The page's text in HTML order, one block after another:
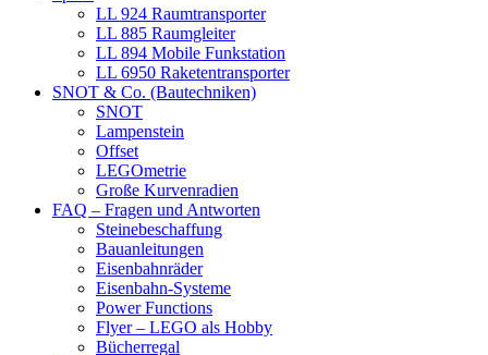
LL 924 Raumtransporter
LL 885 Raumgleiter
LL 894 Mobile Funkstation
LL 6950 Raketentransporter
SNOT & Co. (Bautechniken)
SNOT
Lampenstein
Offset
LEGOmetrie
Große Kurvenradien
FAQ – Fragen und Antworten
Steinebeschaffung
Bauanleitungen
Eisenbahnräder
Eisenbahn-Systeme
Power Functions
Flyer – LEGO als Hobby
Bücherregal